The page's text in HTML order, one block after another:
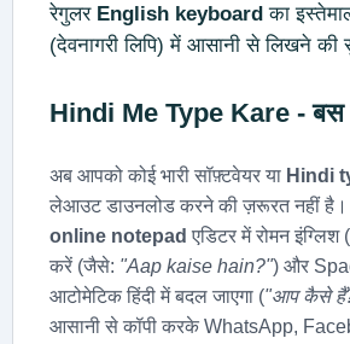
रेगुलर English keyboard का
(देवनागरी लिपि) में आसानी से लिखने की
Hindi Me Type Kare - बस
अब आपको कोई भारी सॉफ़्टवेयर या Hindi
लेआउट डाउनलोड करने की ज़रूरत नहीं है।
online notepad एडिटर में रोमन
करें (जैसे: "Aap kaise hain?") और
आटोमेटिक हिंदी में बदल जाएगा ("आप कैसे
आसानी से कॉपी करके WhatsApp,